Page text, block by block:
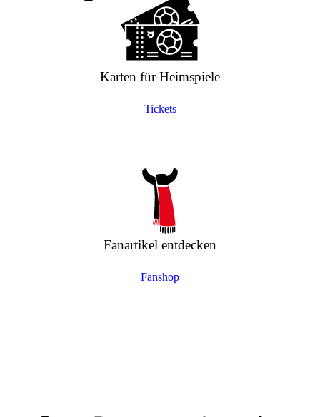
Karten für Heimspiele
Tickets
Fanartikel entdecken
Fanshop